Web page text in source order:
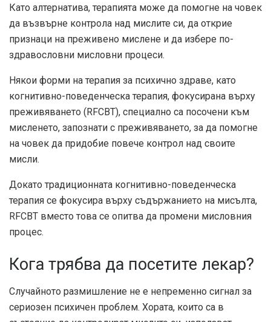
Като алтернатива, терапията може да помогне на човек
да възвърне контрола над мислите си, да открие
признаци на преживено мислене и да избере по-
здравословни мисловни процеси.
Някои форми на терапия за психично здраве, като
когнитивно-поведенческа терапия, фокусирана върху
преживяването (RFCBT), специално са посочени към
мисленето, запознати с преживяването, за да помогне
на човек да придобие повече контрол над своите
мисли.
Докато традиционната когнитивно-поведенческа
терапия се фокусира върху съдържанието на мисълта,
RFCBT вместо това се опитва да промени мисловния
процес.
Кога трябва да посетите лекар?
Случайното размишление не е непременно сигнал за
сериозен психичен проблем. Хората, които са в